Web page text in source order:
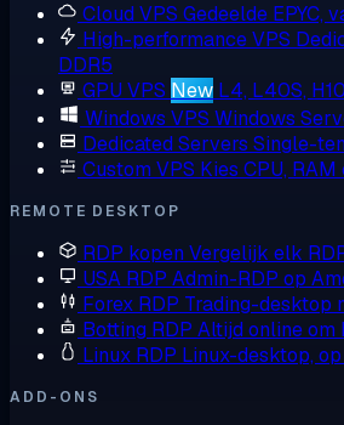
Cloud VPS Gedeelde EPYC,
High-performance VPS
DDR5
GPU VPS New L4, L40S,
Windows VPS Windows
Dedicated Servers Single-
Custom VPS Kies CPU,
REMOTE DESKTOP
RDP kopen Vergelijk elk
USA RDP Admin-RDP op
Forex RDP Trading-desktop
Botting RDP Altijd online om
Linux RDP Linux-desktop,
ADD-ONS